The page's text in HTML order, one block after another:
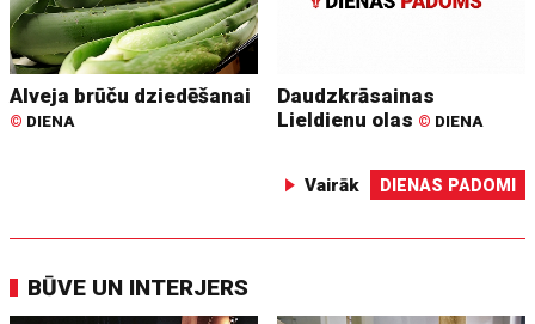
Alveja brūču dziedēšanai
© DIENA
Daudzkrāsainas
Lieldienu olas © DIENA
Vairāk DIENAS PADOMI
BŪVE UN INTERJERS